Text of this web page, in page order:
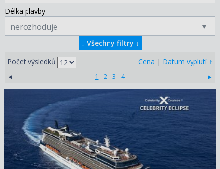
Délka plavby
nerozhoduje
↓ Všechny filtry ↓
Cena | Datum vyplutí ↑
Počet výsledků
1 2 3 4
ZOBRAZIT DETAIL
14.08.2026 – 26.08.2026
166 880 KČ/OS.